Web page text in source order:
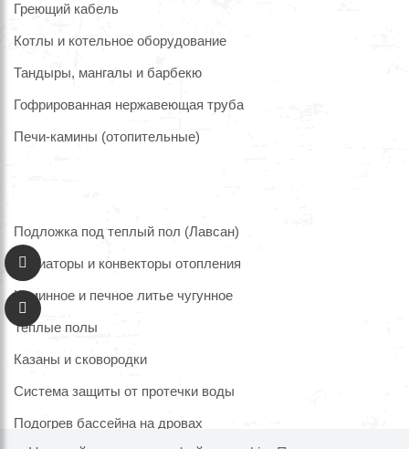
Греющий кабель
Котлы и котельное оборудование
Тандыры, мангалы и барбекю
Гофрированная нержавеющая труба
Печи-камины (отопительные)
Подложка под теплый пол (Лавсан)
Радиаторы и конвекторы отопления
Каминное и печное литье чугунное
Теплые полы
Казаны и сковородки
Система защиты от протечки воды
Подогрев бассейна на дровах